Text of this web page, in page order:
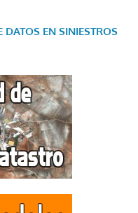
EN SINIESTROS